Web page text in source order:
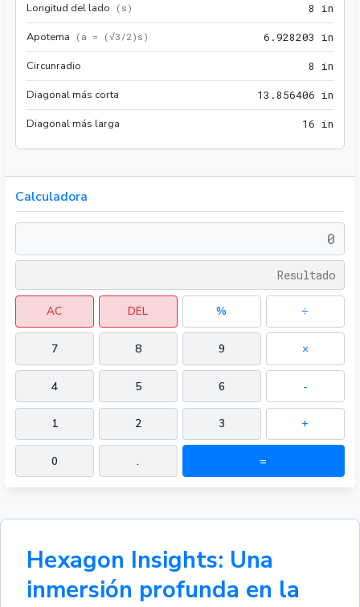
Longitud del lado ( s ) 8 in
Apotema ( a = (√3/2)s ) 6 .928203 in
Circunradio 8 in
Diagonal más corta 13 .856406 in
Diagonal más larga 16 in
Calculadora
AC DEL % ÷
7 8 9 ×
4 5 6 -
1 2 3 +
0 . =
Hexagon Insights: Una
inmersión profunda en la